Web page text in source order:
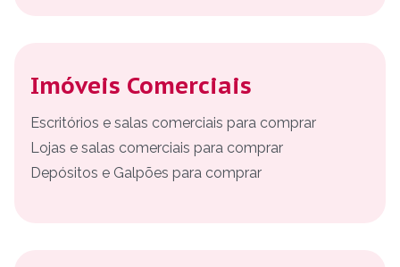
Imóveis Comerciais
Escritórios e salas comerciais para comprar
Lojas e salas comerciais para comprar
Depósitos e Galpões para comprar